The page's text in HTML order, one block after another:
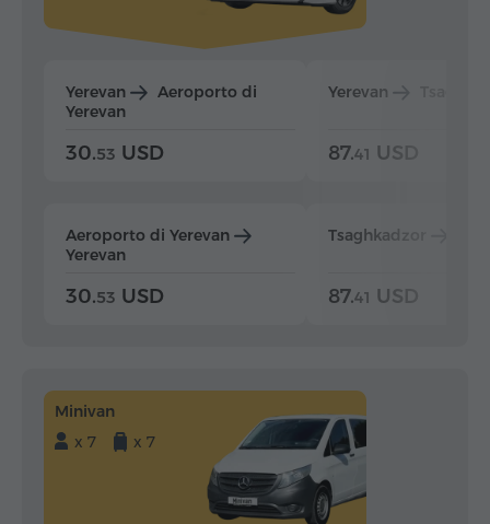
Yerevan
Aeroporto di
Yerevan
30.53 USD
Aeroporto di Yerevan
Yerevan
30.53 USD
Yerevan
87.41 USD
Tsaghkadzor
87.41 USD
Minivan
x 7
x 7